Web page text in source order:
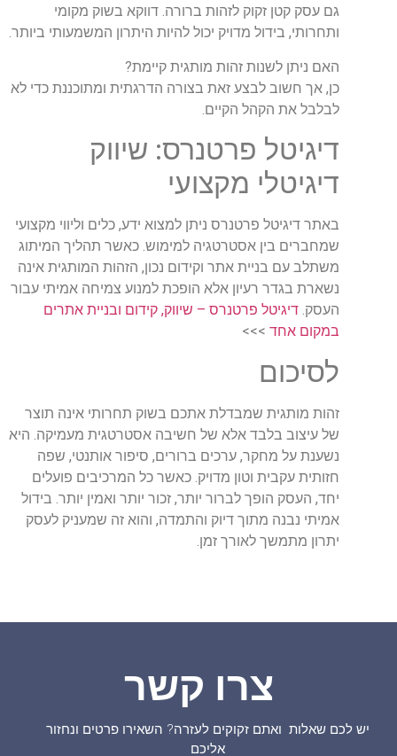
גם עסק קטן זקוק לזהות ברורה. דווקא בשוק מקומי
ותחרותי, בידול מדויק יכול להיות היתרון המשמעותי ביותר.
האם ניתן לשנות זהות מותגית קיימת?
כן, אך חשוב לבצע זאת בצורה הדרגתית ומתוכננת כדי לא
לבלבל את הקהל הקיים.
דיגיטל פרטנרס: שיווק
דיגיטלי מקצועי
באתר דיגיטל פרטנרס ניתן למצוא ידע, כלים וליווי מקצועי
שמחברים בין אסטרטגיה למימוש. כאשר תהליך המיתוג
משתלב עם בניית אתר וקידום נכון, הזהות המותגית אינה
נשארת בגדר רעיון אלא הופכת למנוע צמיחה אמיתי עבור
העסק. דיגיטל פרטנרס – שיווק, קידום ובניית אתרים
במקום אחד >>>
לסיכום
זהות מותגית שמבדלת אתכם בשוק תחרותי אינה תוצר
של עיצוב בלבד אלא של חשיבה אסטרטגית מעמיקה היא
נשענת על מחקר, ערכים ברורים, סיפור אותנטי, שפה
חזותית עקבית וטון מדויק כאשר כל המרכיבים פועלים
יחד, העסק הופך לברור יותר, זכור יותר ואמין יותר בידול
אמיתי נבנה מתוך דיוק והתמדה, והוא זה שמעניק לעסק
יתרון מתמשך לאורך זמן
צרו קשר
יש לכם שאלות ואתם זקוקים לעזרה? השאירו פרטים ונחזור
אליכם